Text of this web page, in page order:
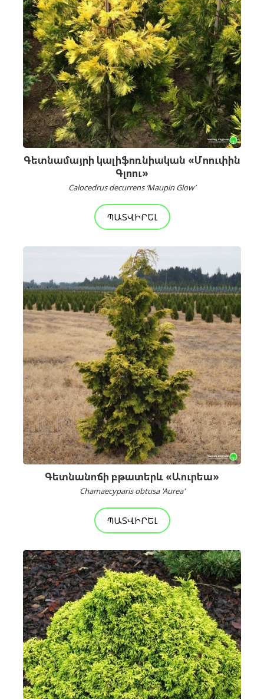
Գետնամայրի կալիֆոռնիական «Մոուփին
Գլոու»
Calocedrus decurrens ‘Maupin Glow’
ՊԱՏՎԻՐԵԼ
Գետնանոճի բթատերև «Աուրեա»
Chamaecyparis obtusa 'Aurea'
ՊԱՏՎԻՐԵԼ